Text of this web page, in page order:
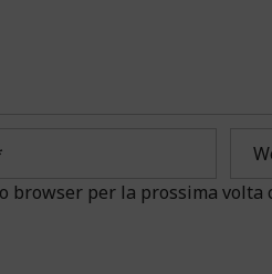
browser per la prossima volta